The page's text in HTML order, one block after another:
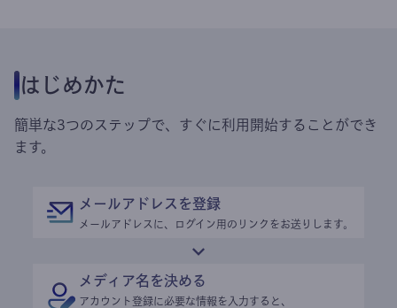
はじめかた
簡単な3つのステップで、すぐに利用開始することができ
ます。
メールアドレスを登録
メールアドレスに、ログイン用のリンクをお送りします。
メディア名を決める
アカウント登録に必要な情報を入力すると、